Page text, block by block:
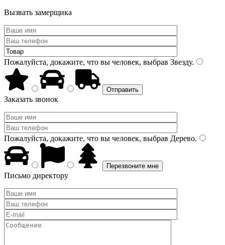
Вызвать замерщика
Пожалуйста, докажите, что вы человек, выбрав Звезду.
Заказать звонок
Пожалуйста, докажите, что вы человек, выбрав Дерево.
Письмо директору